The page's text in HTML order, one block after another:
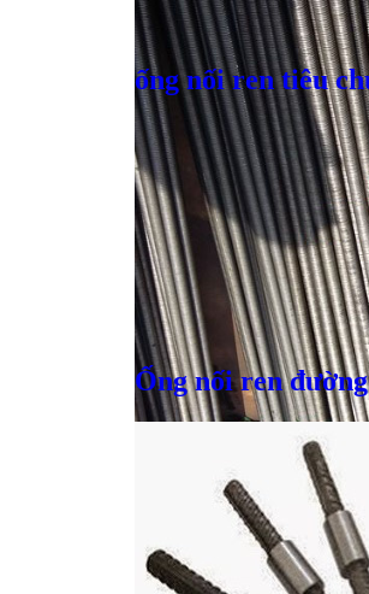
Bulong
VND
ống nối ren tiêu
Ống nối ren